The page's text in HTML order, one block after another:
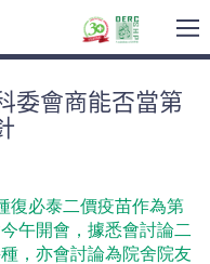
委會商能否當第
復必泰二價疫苗作為第
午開會，據悉會討論二
，亦會討論為院舍院友